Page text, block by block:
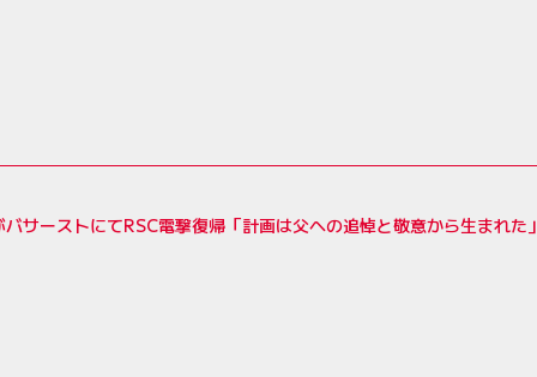
サーストにてRSC電撃復帰「計画は父への追悼と敬意から生まれた」